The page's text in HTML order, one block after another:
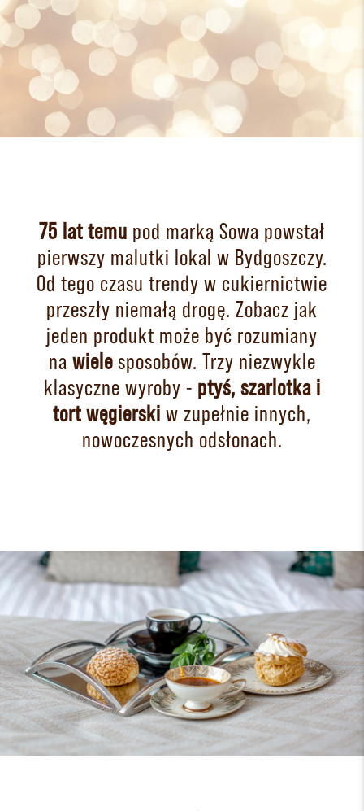
75 lat temu pod marką Sowa powstał
pierwszy malutki lokal w Bydgoszczy.
Od tego czasu trendy w cukiernictwie
przeszły niemałą drogę. Zobacz jak
jeden produkt może być rozumiany
na wielesposobów. Trzy niezwykle
klasyczne wyroby - ptyś, szarlotka i
tort węgierski w zupełnie innych,
nowoczesnych odsłonach.